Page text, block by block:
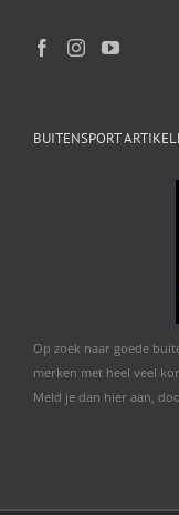
BUITENSPORT
Op zoek naar goede
merken met heel veel
Meld je dan hier aan,